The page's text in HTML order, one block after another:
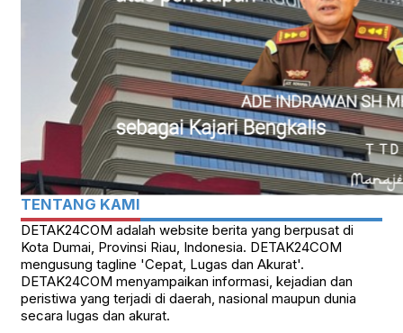
TENTANG KAMI
DETAK24COM adalah website berita yang berpusat di
Kota Dumai, Provinsi Riau, Indonesia. DETAK24COM
mengusung tagline 'Cepat, Lugas dan Akurat'.
DETAK24COM menyampaikan informasi, kejadian dan
peristiwa yang terjadi di daerah, nasional maupun dunia
secara lugas dan akurat.